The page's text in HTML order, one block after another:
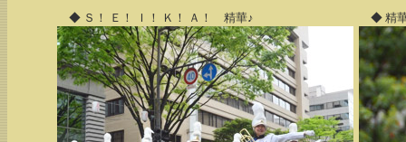
◆ Ｓ！ Ｅ！ Ｉ！ Ｋ！ Ａ！ 精華♪ ◆ 精華